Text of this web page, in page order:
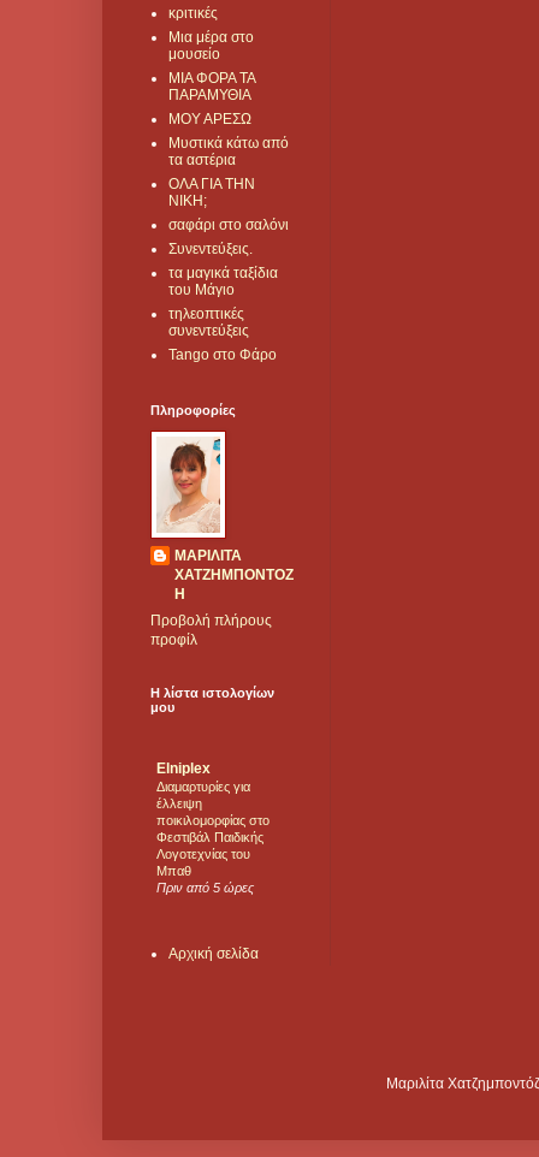
κριτικές
Μια μέρα στο
μουσείο
ΜΙΑ ΦΟΡΑ ΤΑ
ΠΑΡΑΜΥΘΙΑ
ΜΟΥ ΑΡΕΣΩ
Μυστικά κάτω από
τα αστέρια
ΟΛΑ ΓΙΑ ΤΗΝ
ΝΙΚΗ;
σαφάρι στο σαλόνι
Συνεντεύξεις.
τα μαγικά ταξίδια
του Μάγιο
τηλεοπτικές
συνεντεύξεις
Tango στο Φάρο
Πληροφορίες
ΜΑΡΙΛΙΤΑ
ΧΑΤΖΗΜΠΟΝΤΟΖ
Η
Προβολή πλήρους
προφίλ
Η λίστα ιστολογίων
μου
Elniplex
Διαμαρτυρίες για
έλλειψη
ποικιλομορφίας στο
Φεστιβάλ Παιδικής
Λογοτεχνίας του
Μπαθ
Πριν από 5 ώρες
Αρχική σελίδα
Μαριλίτα